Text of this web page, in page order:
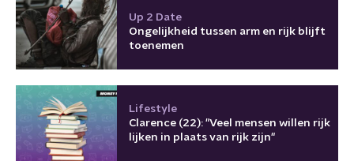
Up 2 Date
Ongelijkheid tussen arm en rijk blijft
toenemen
Lifestyle
Clarence (22): "Veel mensen willen rijk
lijken in plaats van rijk zijn"